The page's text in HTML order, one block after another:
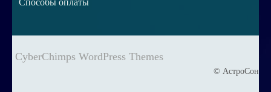
CyberChimps WordPress Themes
© АстроСон